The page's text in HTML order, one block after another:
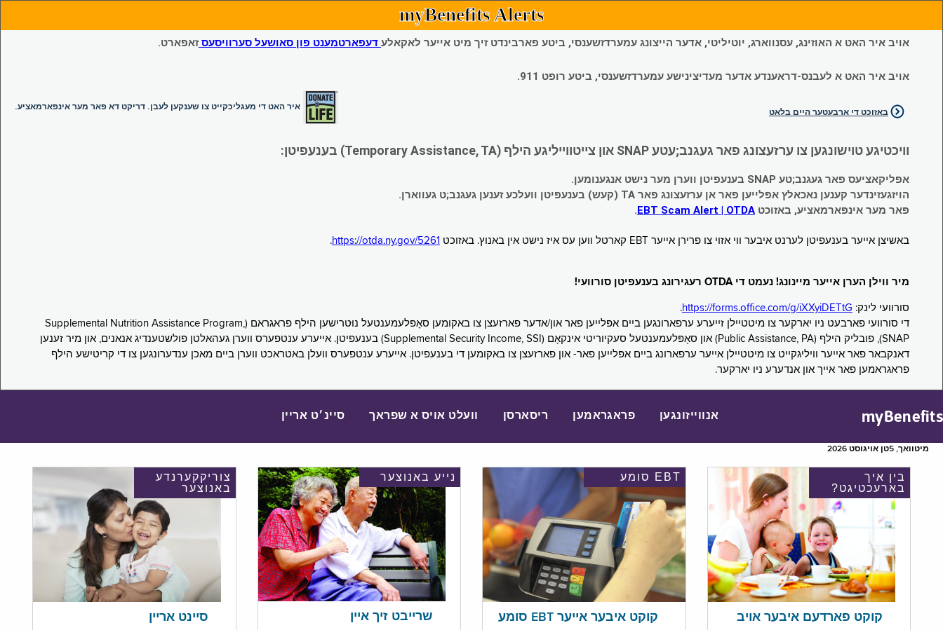
myBenefits Alerts
אויב איר האט א האוזינג, עסנווארג, יוטיליטי, אדער הייצונג עמערדזשענסי, ביטע פארבינדט זיך מיט אייער לאקאלע דעפארטמענט פון סאושעל סערוויסעסזאפארט.
אויב איר האט א לעבנס-דראענדע אדער מעדיצינישע עמערדזשענסי, ביטע רופט 911.
איר האט די מעגליכקייט צו שענקען לעבן. דריקט דא פאר מער אינפארמאציע.
באזוכט די ארבעטער היים בלאט
וויכטיגע טוישונגען צו ערזעצונג פאר געגנב;עטע SNAP און צייטווייליגע הילף (Temporary Assistance, TA) בענעפיטן:
אפליקאציעס פאר געגנב;טע SNAP בענעפיטן ווערן מער נישט אנגענומען.
הויזגעזינדער קענען נאכאלץ אפּלייען פאר אן ערזעצונג פאר TA (קעש) בענעפיטן וועלכע זענען געגנב;ט געווארן.
פאר מער אינפארמאציע, באזוכטEBT Scam Alert | OTDA
.
באשיצן אייער בענעפיטן לערנט איבער ווי אזוי צו פרירן אייער EBT קארטל ווען עס איז נישט אין באנוץ. באזוכט https://otda.ny.gov/5261
.
מיר ווילן הערן אייער מיינונג! נעמט די OTDA רעגירונג בענעפיטן סורוועי!
סורוועי לינק: https://forms.office.com/g/iXXyiDETtG
.
די סורוועי פארבעט ניו יארקער צו מיטטיילן זייערע ערפארונגען ביים אפּלייען פאר און/אדער פארזעצן צו באקומען סאָפּלעמענטעל נוּטרישען הילף פראגראם (Supplemental Nutrition Assistance Program,
SNAP), פובליק הילף (Public Assistance, PA) און סאָפּלעמענטעל סעקיוריטי אינקאָם (Supplemental Security Income, SSI) בענעפיטן. אייערע ענטפערס ווערן געהאלטן פולשטענדיג אנאנים, און מיר זענען
דאנקבאר פאר אייער וויליגקייט צו מיטטיילן אייער ערפארונג ביים אפּלייען פאר- און פארזעצן צו באקומען די בענעפיטן. אייערע ענטפערס וועלן באטראכט ווערן ביים מאכן ענדערונגען צו די קריטישע הילף
פראגראמען פאר אייך און אנדערע ניו יארקער.
myBenefits אנווייזונגען פראגראמען ריסארסן וועלט אויס א שפראך סיינ׳ט אריין
מיטוואך, 5טן אויגוסט 2026
צוריקקערנדע
באנוצער
סיינט אריין
נייע באנוצער
שרייבט זיך איין
EBT סומע
קוקט איבער אייער EBT סומע
בין איך
בארעכטיגט?
קוקט פארדעם איבער אויב